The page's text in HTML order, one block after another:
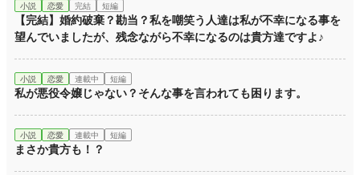
小説 恋愛 完結 短編
【完結】婚約破棄？勘当？私を嘲笑う人達は私が不幸になる事を
望んでいましたが、残念ながら不幸になるのは貴方達ですよ♪
小説 恋愛 連載中 短編
私が悪役令嬢じゃない？そんな事を言われても困ります。
小説 恋愛 連載中 短編
まさか貴方も！？